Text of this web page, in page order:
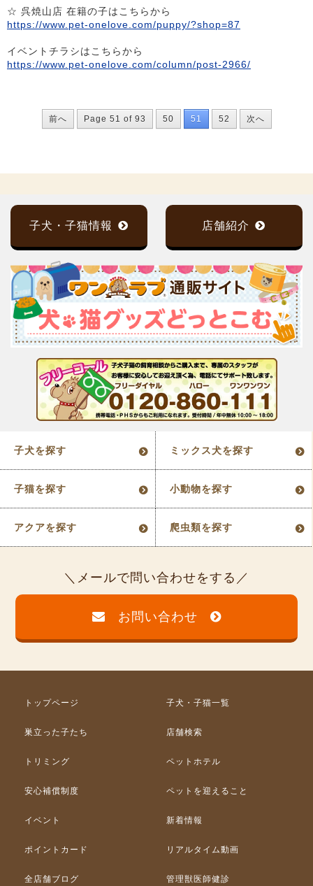
☆ 呉焼山店 在籍の子はこちらから
https://www.pet-onelove.com/puppy/?shop=87
イベントチラシはこちらから
https://www.pet-onelove.com/column/post-2966/
前へ Page 51 of 93 50 51 52 次へ
子犬・子猫情報 店舗紹介
子犬を探す ミックス犬を探す
子猫を探す 小動物を探す
アクアを探す 爬虫類を探す
メールで問い合わせをする
お問い合わせ
トップページ 子犬・子猫一覧
巣立った子たち 店舗検索
トリミング ペットホテル
安心補償制度 ペットを迎えること
イベント 新着情報
ポイントカード リアルタイム動画
全店舗ブログ 管理獣医師健診